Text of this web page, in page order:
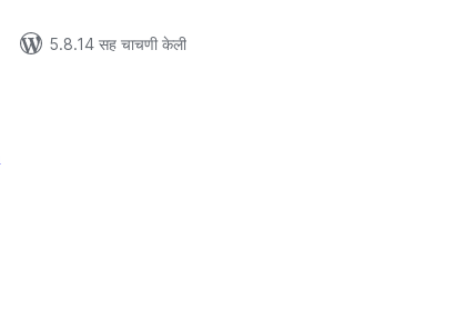
5.8.14 सह चाचणी केली